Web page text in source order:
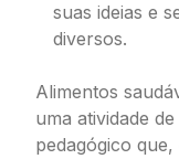
suas ideias e
diversos.
Alimentos
uma atividade
pedagógico